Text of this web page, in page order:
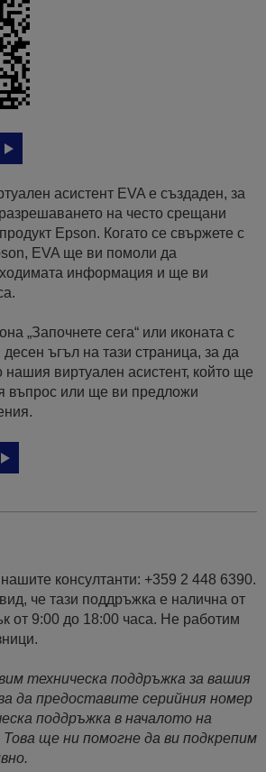
асистент EVA е създаден, за
на често срещани
Epson. Когато се свържете с
EVA ще ви помоли да
информация и ще ви
„Започнете сега“ или иконата с
ъгъл на тази страница, за да
нашия виртуален асистент, който ще
въпрос или ще ви предложи
консултанти: +359 2 448 6390.
че тази поддръжка е налична от
от 9:00 до 18:00 часа. Не работим
техническа поддръжка за вашия
да предоставите серийния номер
поддръжка в началото на
ще ни помогне да ви подкрепим